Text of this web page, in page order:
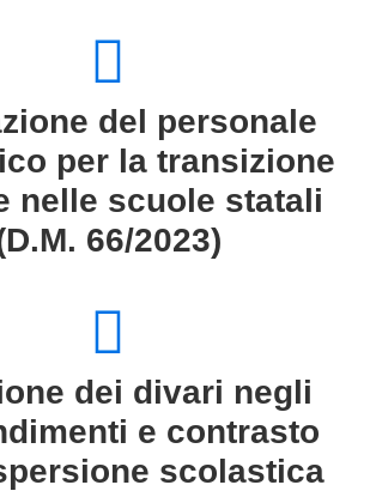
del personale
per la transizione
nelle scuole statali
66/2023)
dei divari negli
e contrasto
scolastica